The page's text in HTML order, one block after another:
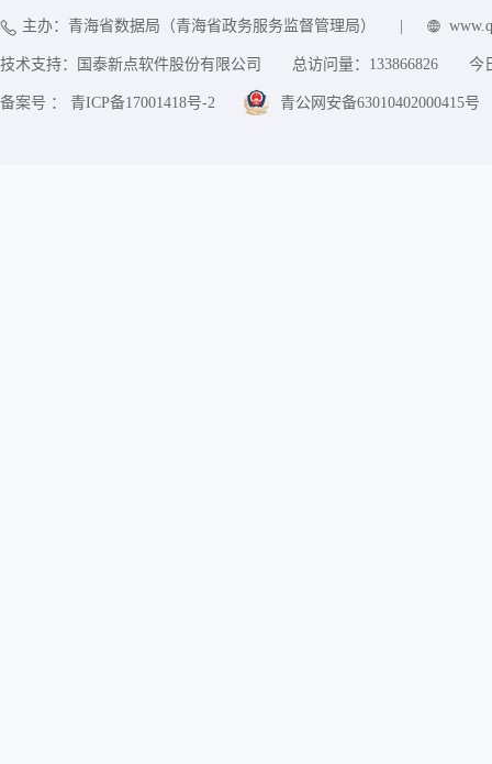
主办：青海省数据局（青海省政务服务监督管理局）
技术支持：国泰新点软件股份有限公司 总访问量： 133866826 今
备案号 ： 青ICP备17001418号-2 青公网安备63010402000415号